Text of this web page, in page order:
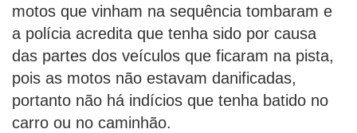
motos que vinham na sequência tombaram e
a polícia acredita que tenha sido por causa
das partes dos veículos que ficaram na pista,
pois as motos não estavam danificadas,
portanto não há indícios que tenha batido no
carro ou no caminhão.